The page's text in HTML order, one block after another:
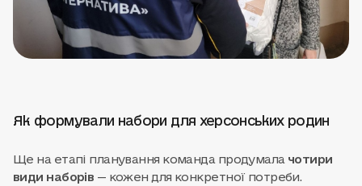
Як формували набори для херсонських родин
Ще на етапі планування команда продумала чотири
види наборів — кожен для конкретної потреби.